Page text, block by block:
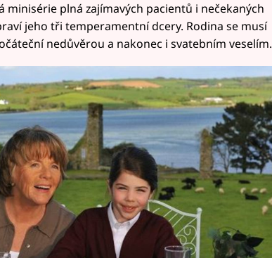
minisérie plná zajímavých pacientů i nečekaných
jeho tři temperamentní dcery. Rodina se musí
nedůvěrou a nakonec i svatebním veselím.